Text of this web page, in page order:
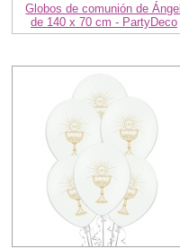
Globos de comunión de Ángel
de 140 x 70 cm - PartyDeco